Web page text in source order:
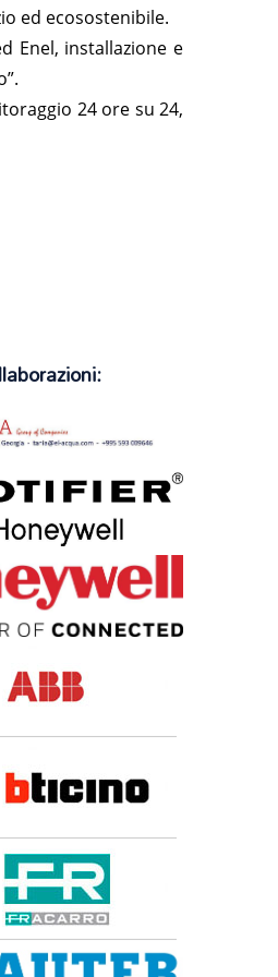
ed ecosostenibile.
Enel, installazione e
24 ore su 24,